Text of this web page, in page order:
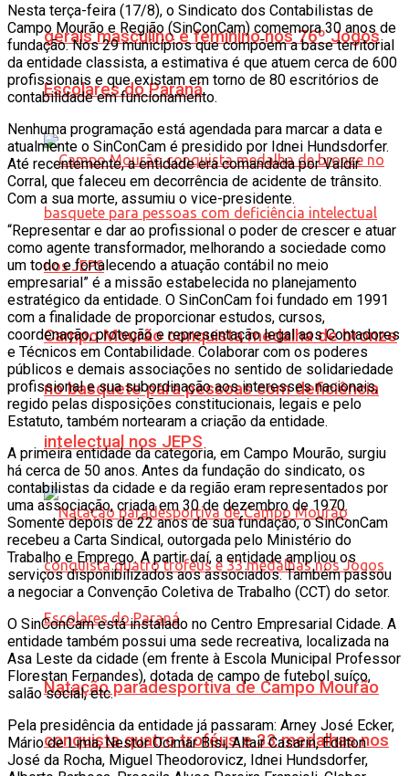
gerais masculino e feminino nos 76º Jogos
Escolares do Paraná
Campo Mourão conquista medalha de bronze
no basquete para pessoas com deficiência
intelectual nos JEPS
Natação paradesportiva de Campo Mourão
conquista quatro troféus e 33 medalhas nos
Nesta terça-feira (17/8), o Sindicato dos Contabilistas de
Campo Mourão e Região (SinConCam) comemora 30 anos de
fundação. Nos 29 municípios que compõem a base territorial
da entidade classista, a estimativa é que atuem cerca de 600
profissionais e que existam em torno de 80 escritórios de
contabilidade em funcionamento.
Nenhuma programação está agendada para marcar a data e
atualmente o SinConCam é presidido por Idnei Hundsdorfer.
Até recentemente, a entidade era comandada por Valdir
Corral, que faleceu em decorrência de acidente de trânsito.
Com a sua morte, assumiu o vice-presidente.
“Representar e dar ao profissional o poder de crescer e atuar
como agente transformador, melhorando a sociedade como
um todo e fortalecendo a atuação contábil no meio
empresarial” é a missão estabelecida no planejamento
estratégico da entidade. O SinConCam foi fundado em 1991
com a finalidade de proporcionar estudos, cursos,
coordenação, proteção e representação legal aos Contadores
e Técnicos em Contabilidade. Colaborar com os poderes
públicos e demais associações no sentido de solidariedade
profissional e sua subordinação aos interesses nacionais,
regido pelas disposições constitucionais, legais e pelo
Estatuto, também nortearam a criação da entidade.
A primeira entidade da categoria, em Campo Mourão, surgiu
há cerca de 50 anos. Antes da fundação do sindicato, os
contabilistas da cidade e da região eram representados por
uma associação, criada em 30 de dezembro de 1970.
Somente depois de 22 anos de sua fundação, o SinConCam
recebeu a Carta Sindical, outorgada pelo Ministério do
Trabalho e Emprego. A partir daí, a entidade ampliou os
serviços disponibilizados aos associados. Também passou
a negociar a Convenção Coletiva de Trabalho (CCT) do setor.
O SinConCam está instalado no Centro Empresarial Cidade. A
entidade também possui uma sede recreativa, localizada na
Asa Leste da cidade (em frente à Escola Municipal Professor
Florestan Fernandes), dotada de campo de futebol suíço,
salão social, etc.
Pela presidência da entidade já passaram: Arney José Ecker,
Mário de Lima, Nestor Ocimar Bisi, Altair Casarin, Edilton
José da Rocha, Miguel Theodorovicz, Idnei Hundsdorfer,